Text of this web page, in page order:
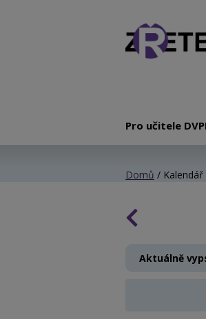
Pro učitele
Domů / Kalendář
Aktuálně